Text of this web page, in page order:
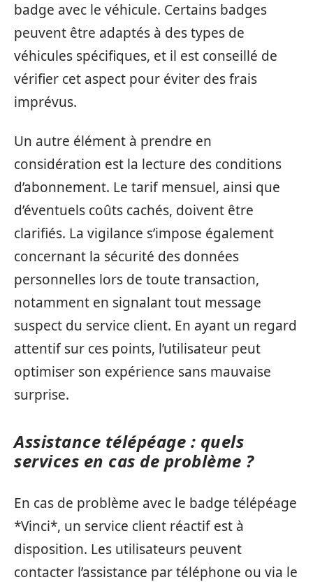
badge avec le véhicule. Certains badges
peuvent être adaptés à des types de
véhicules spécifiques, et il est conseillé de
vérifier cet aspect pour éviter des frais
imprévus.
Un autre élément à prendre en
considération est la lecture des conditions
d’abonnement. Le tarif mensuel, ainsi que
d’éventuels coûts cachés, doivent être
clarifiés. La vigilance s’impose également
concernant la sécurité des données
personnelles lors de toute transaction,
notamment en signalant tout message
suspect du service client. En ayant un regard
attentif sur ces points, l’utilisateur peut
optimiser son expérience sans mauvaise
surprise.
Assistance télépéage : quels
services en cas de problème ?
En cas de problème avec le badge télépéage
*Vinci*, un service client réactif est à
disposition. Les utilisateurs peuvent
contacter l’assistance par téléphone ou via le